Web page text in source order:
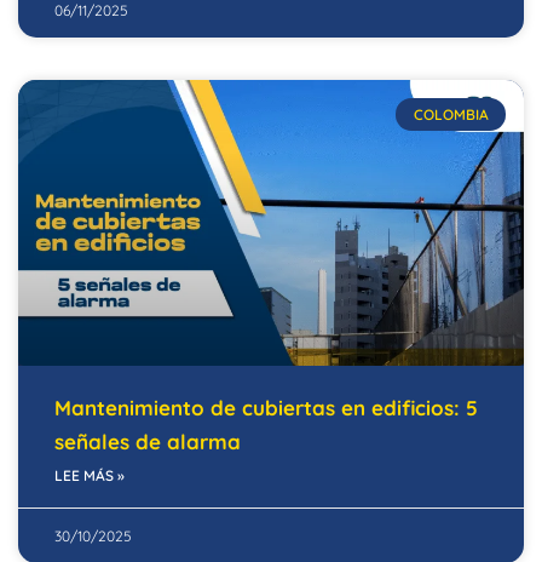
06/11/2025
COLOMBIA
Mantenimiento de cubiertas en edificios: 5
señales de alarma
LEE MÁS »
30/10/2025